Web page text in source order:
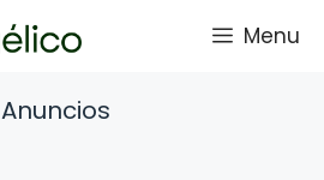
Menu
Anuncios